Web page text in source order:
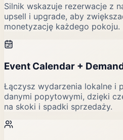
Silnik wskazuje rezerwacje z
upsell i upgrade, aby
monetyzację każdego pokoju.
Event Calendar +
Łączysz wydarzenia lokalne i
danymi popytowymi, dzięki
na skoki i spadki sprzedaży.